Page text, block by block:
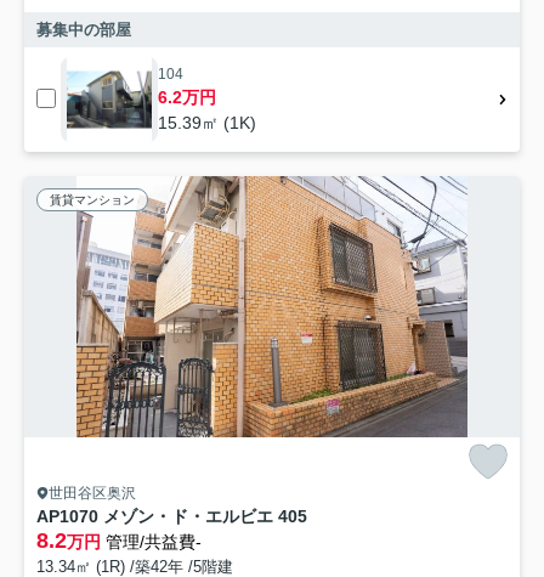
募集中の部屋
104
6.2万円
15.39㎡ (1K)
賃貸マンション
世田谷区奥沢
AP1070 メゾン・ド・エルビエ 405
8.2万円 管理/共益費-
13.34㎡ (1R) /築42年 /5階建